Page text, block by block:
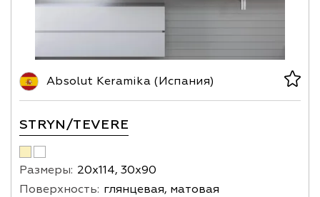
Absolut Keramika (Испания)
STRYN/TEVERE
Размеры: 20х114, 30х90
Поверхность: глянцевая, матовая